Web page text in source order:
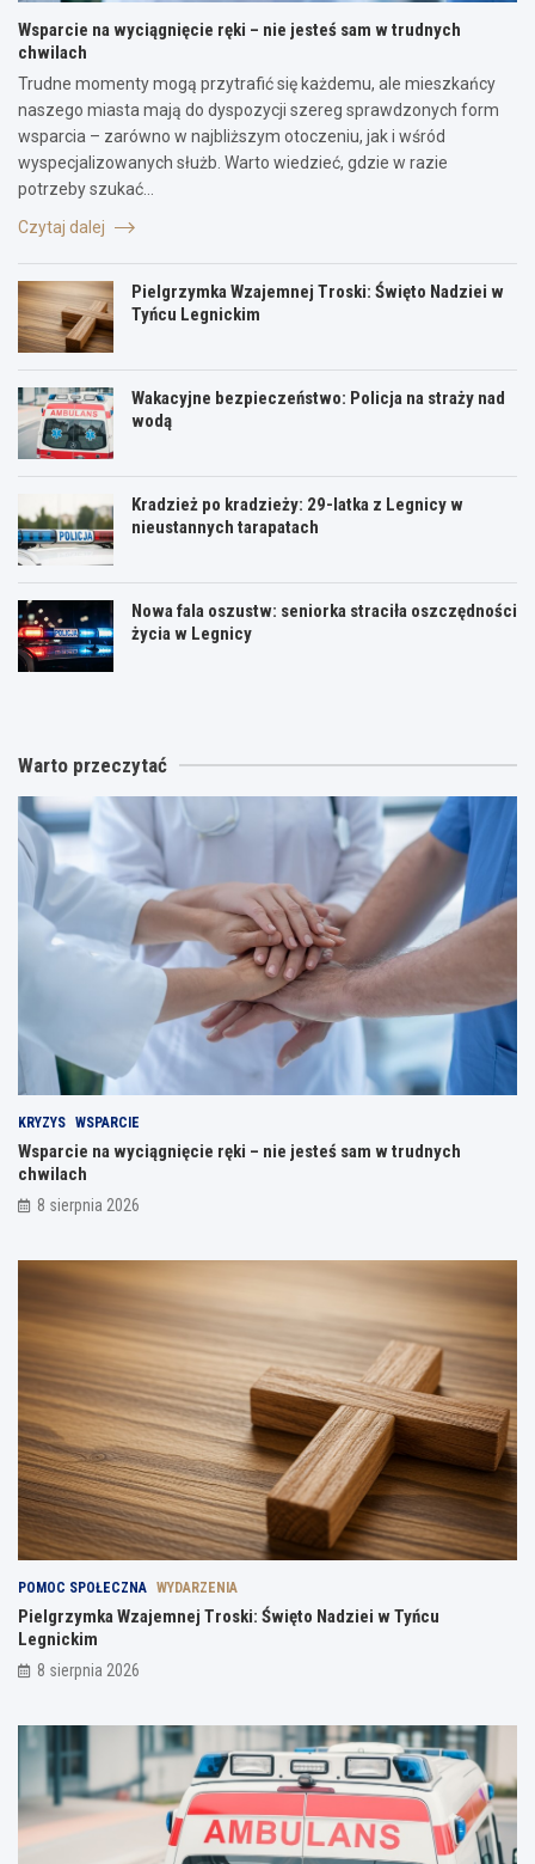
Wsparcie na wyciągnięcie ręki – nie jesteś sam w trudnych
chwilach
Trudne momenty mogą przytrafić się każdemu, ale mieszkańcy
naszego miasta mają do dyspozycji szereg sprawdzonych form
wsparcia – zarówno w najbliższym otoczeniu, jak i wśród
wyspecjalizowanych służb. Warto wiedzieć, gdzie w razie
potrzeby szukać…
Czytaj dalej
Pielgrzymka Wzajemnej Troski: Święto Nadziei w
Tyńcu Legnickim
Wakacyjne bezpieczeństwo: Policja na straży nad
wodą
Kradzież po kradzieży: 29-latka z Legnicy w
nieustannych tarapatach
Nowa fala oszustw: seniorka straciła oszczędności
życia w Legnicy
Warto przeczytać
KRYZYS WSPARCIE
Wsparcie na wyciągnięcie ręki – nie jesteś sam w trudnych
chwilach
8 sierpnia 2026
POMOC SPOŁECZNA WYDARZENIA
Pielgrzymka Wzajemnej Troski: Święto Nadziei w Tyńcu
Legnickim
8 sierpnia 2026